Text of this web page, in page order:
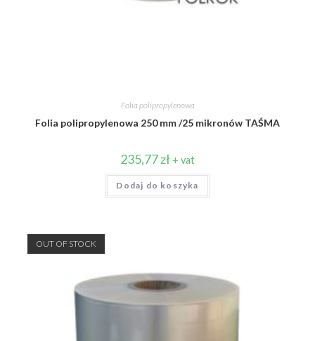
Folia polipropylenowa
Folia polipropylenowa 250 mm /25 mikronów TAŚMA
235,77zł + vat
Dodaj do koszyka
OUT OF STOCK